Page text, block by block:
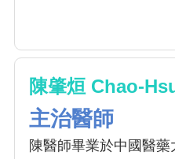
陳肇烜 Chao-
主治醫師
陳醫師畢業於中國醫